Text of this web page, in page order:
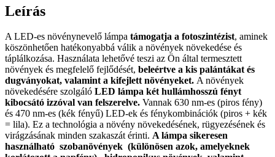
Leírás
A LED-es növénynevelő lámpa támogatja a fotoszintézist, aminek
köszönhetően hatékonyabbá válik a növények növekedése és
táplálkozása. Használata lehetővé teszi az Ön által termesztett
növények és megfelelő fejlődését, beleértve a kis palántákat és
dugványokat, valamint a kifejlett növényeket. A növények
növekedésére szolgáló LED lámpa két hullámhosszú fényt
kibocsátó izzóval van felszerelve. Vannak 630 nm-es (piros fény)
és 470 nm-es (kék fényű) LED-ek és fénykombinációk (piros + kék
= lila). Ez a technológia a növény növekedésének, rügyezésének és
virágzásának minden szakaszát érinti. A lámpa sikeresen
használható szobanövények (különösen azok, amelyeknek